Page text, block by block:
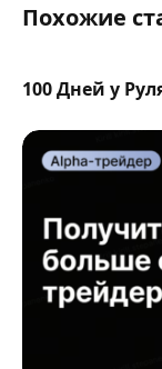
Похожие
100 Дней у